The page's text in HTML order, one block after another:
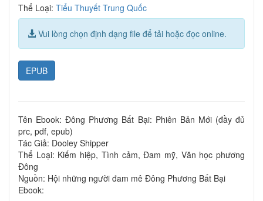
Thể Loại: Tiểu Thuyết Trung Quốc
Vui lòng chọn định dạng file để tải hoặc đọc online.
EPUB
Tên Ebook: Đông Phương Bất Bại: Phiên Bản Mới (đầy đủ
prc, pdf, epub)
Tác Giả: Dooley Shipper
Thể Loại: Kiếm hiệp, Tình cảm, Đam mỹ, Văn học phương
Đông
Nguồn: Hội những người đam mê Đông Phương Bất Bại
Ebook: